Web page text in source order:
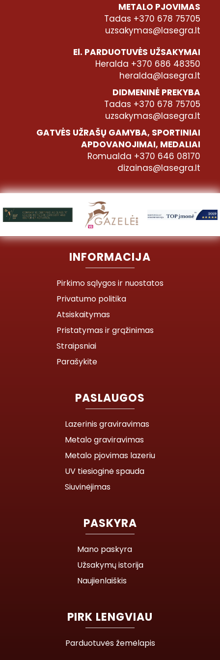
METALO PJOVIMAS
Tadas +370 678 75705
uzsakymas@lasegra.lt
El. PARDUOTUVĖS UŽSAKYMAI
Heralda +370 686 48350
heralda@lasegra.lt
DIDMENINĖ PREKYBA
Tadas +370 678 75705
uzsakymas@lasegra.lt
GATVĖS UŽRAŠŲ GAMYBA, SPORTINIAI
APDOVANOJIMAI, MEDALIAI
Romualda +370 646 08170
dizainas@lasegra.lt
INFORMACIJA
Pirkimo sąlygos ir nuostatos
Privatumo politika
Atsiskaitymas
Pristatymas ir grąžinimas
Straipsniai
Parašykite
PASLAUGOS
Lazerinis graviravimas
Metalo graviravimas
Metalo pjovimas lazeriu
UV tiesioginė spauda
Siuvinėjimas
PASKYRA
Mano paskyra
Užsakymų istorija
Naujienlaiškis
PIRK LENGVIAU
Parduotuvės žemėlapis